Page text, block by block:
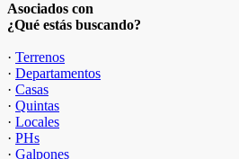
Asociados con
¿Qué estás buscando?
· Terrenos
· Departamentos
· Casas
· Quintas
· Locales
· PHs
· Galpones